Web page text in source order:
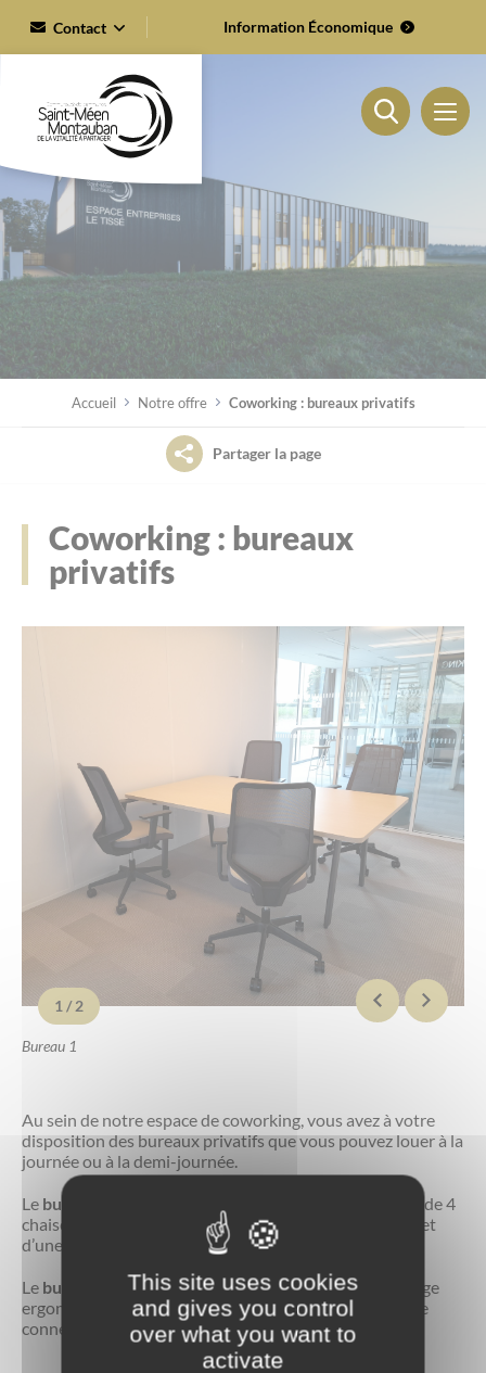
Contact
02 99 06 54 92
Contact
Information Économique
Présentation
Notre offre
Coworking : open-space et espace collaboratif
Bureaux
Nos locataires
Accueil Notre offre Coworking : bureaux privatifs
Partager la page
Coworking : bureaux
privatifs
Bureau 1
Bureau 2
1 / 2
Au sein de notre espace de coworking, vous avez à votre
disposition des bureaux privatifs que vous pouvez louer à la
journée ou à la demi-journée.
Le bureau 1
pouvant accueillir 4 personnes est équipé de 4
chaises ergonomiques, d’un grand bureau collaboratif et
d’une connexion internet très haut débit.
Le bureau 2
est équipé d’un bureau 1 place avec un siège
ergonomique, d’une petite table avec 3 chaises et d’une
connexion internet très haut débit.
This site uses cookies
and gives you control
over what you want to
activate